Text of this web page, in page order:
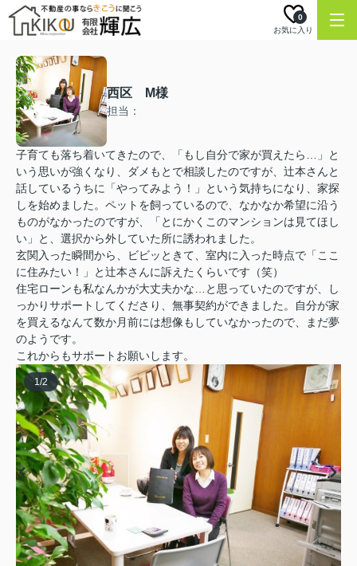
お気に入り
0
西区 M様
担当：
子育ても落ち着いてきたので、「もし自分で家が買えたら…」と
いう思いが強くなり、ダメもとで相談したのですが、辻本さんと
話しているうちに「やってみよう！」という気持ちになり、家探
しを始めました。ペットを飼っているので、なかなか希望に沿う
ものがなかったのですが、「とにかくこのマンションは見てほし
い」と、選択から外していた所に誘われました。
玄関入った瞬間から、ビビッときて、室内に入った時点で「ここ
に住みたい！」と辻本さんに訴えたくらいです（笑）
住宅ローンも私なんかが大丈夫かな…と思っていたのですが、し
っかりサポートしてくださり、無事契約ができました。自分が家
を買えるなんて数か月前には想像もしていなかったので、まだ夢
のようです。
これからもサポートお願いします。
1/2